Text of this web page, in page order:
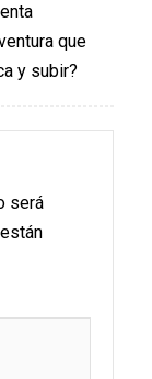
que
y subir?
será